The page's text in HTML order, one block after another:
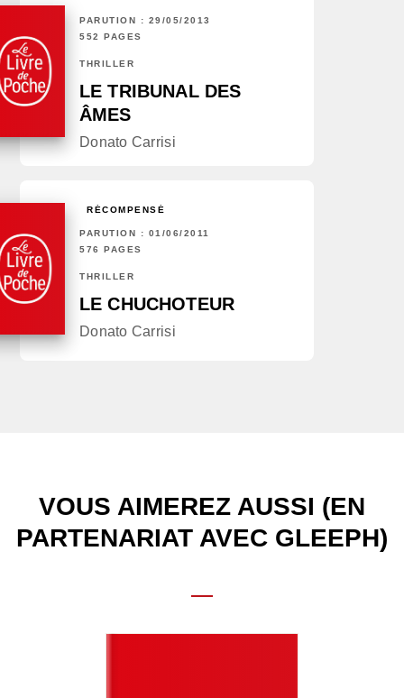
PARUTION : 29/05/2013
552 PAGES
THRILLER
LE TRIBUNAL DES
ÂMES
Donato Carrisi
RÉCOMPENSÉ
PARUTION : 01/06/2011
576 PAGES
THRILLER
LE CHUCHOTEUR
Donato Carrisi
VOUS AIMEREZ AUSSI (EN
PARTENARIAT AVEC GLEEPH)